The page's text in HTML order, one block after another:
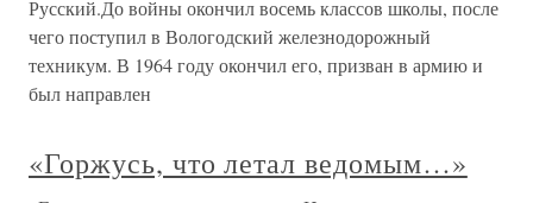
Русский.До войны окончил восемь классов школы, после
чего поступил в Вологодский железнодорожный
техникум. В 1964 году окончил его, призван в армию и
был направлен
«Горжусь, что летал ведомым…»